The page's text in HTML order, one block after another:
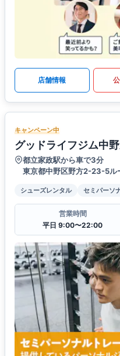
店舗情報
キャンペーン中
グッドライフジム中
都立家政駅から車で3分
東京都中野区野方2-23-5ル
シューズレンタル セミパーソ
営業時間
平日 9:00〜22:00